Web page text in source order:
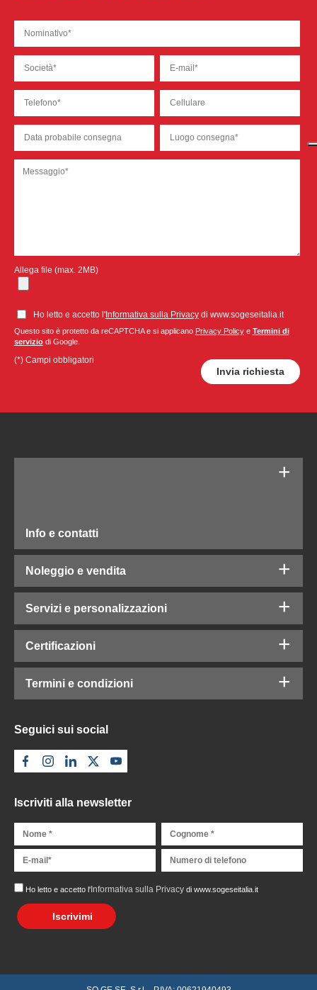
Allega file (max. 2MB)
Ho letto e accetto l'Informativa sulla Privacydi www.sogeseitalia.it
Questo sito è protetto da reCAPTCHA e si applicano Privacy Policye Termini di
serviziodi Google.
(*) Campi obbligatori
Info e contatti
Noleggio e vendita
Servizi e personalizzazioni
Certificazioni
Termini e condizioni
Seguici sui social
Iscriviti alla newsletter
Ho letto e accetto l'Informativa sulla Privacydi www.sogeseitalia.it
Iscrivimi